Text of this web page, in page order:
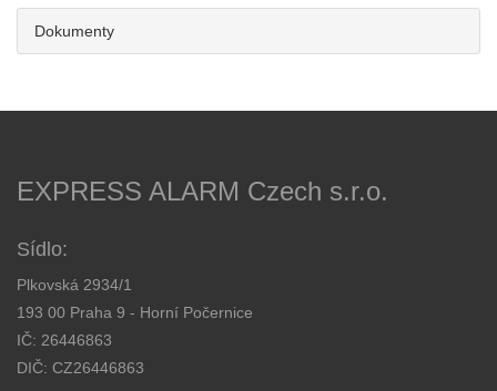
Dokumenty
EXPRESS ALARM Czech s.r.o.
Sídlo:
Plkovská 2934/1
193 00 Praha 9 - Horní Počernice
IČ: 26446863
DIČ: CZ26446863